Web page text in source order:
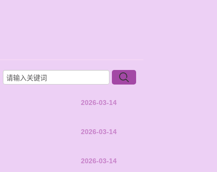
2026-03-14
2026-03-14
2026-03-14